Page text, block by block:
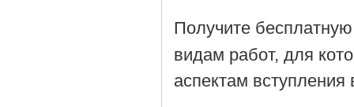
Получите
видам работ, для
аспектам